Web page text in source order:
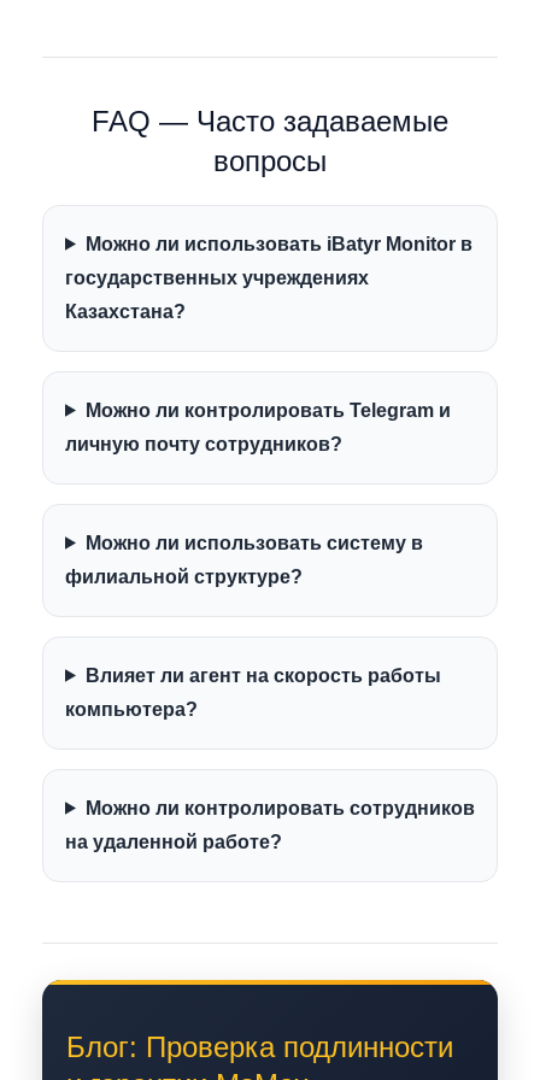
FAQ — Часто задаваемые
вопросы
Можно ли использовать iBatyr Monitor в
государственных учреждениях
Казахстана?
Можно ли контролировать Telegram и
личную почту сотрудников?
Можно ли использовать систему в
филиальной структуре?
Влияет ли агент на скорость работы
компьютера?
Можно ли контролировать сотрудников
на удаленной работе?
Блог: Проверка подлинности